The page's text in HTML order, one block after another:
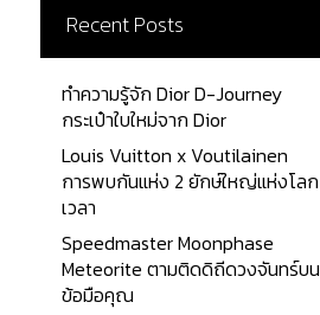
Recent Posts
ทำความรู้จัก Dior D-Journey
กระเป๋าใบใหม่จาก Dior
Louis Vuitton x Voutilainen
การพบกันแห่ง 2 ยักษ์ใหญ่แห่งโลก
เวลา
Speedmaster Moonphase
Meteorite ตามติดดิถีดวงจันทร์บน
ข้อมือคุณ